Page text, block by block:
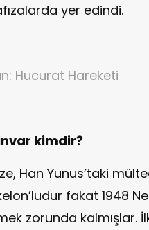
yer edindi.
Hucurat Hareketi
kimdir?
Han Yunus’taki
fakat 1948
zorunda kalmışlar.